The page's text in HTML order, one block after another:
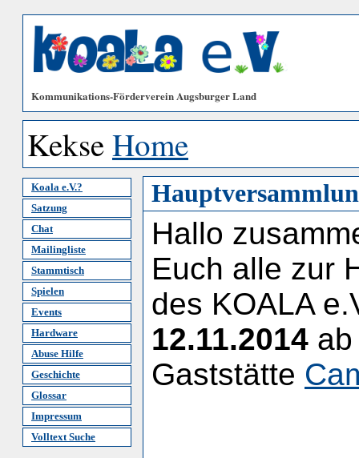
Kommunikations-Förderverein Augsburger Land
KekseHome
Koala e.V.?
Satzung
Chat
Mailingliste
Stammtisch
Spielen
Events
Hardware
Abuse Hilfe
Geschichte
Glossar
Impressum
Volltext Suche
Hallo
Euch alle zur
des KOALA
12.11.2014
Gaststätte